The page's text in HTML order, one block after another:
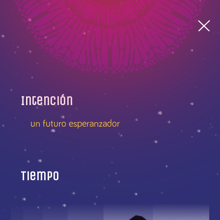
Intención
un futuro esperanzador
Tiempo